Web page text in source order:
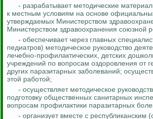
- разрабатывает методические
к местным условиям на основе
утверждаемых Министерством
Министерством здравоохранения союзной
- обеспечивает через главных
педиатров) методическое руководство
лечебно-профилактических, детских
учреждений по вопросам оздоровления от
других паразитарных заболеваний;
этой работой;
- осуществляет методическое
подготовку общественных санитарных
вопросам профилактики паразитарных
- организует вместе с